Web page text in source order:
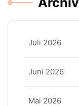
Juli 2026
Juni 2026
Mai 2026